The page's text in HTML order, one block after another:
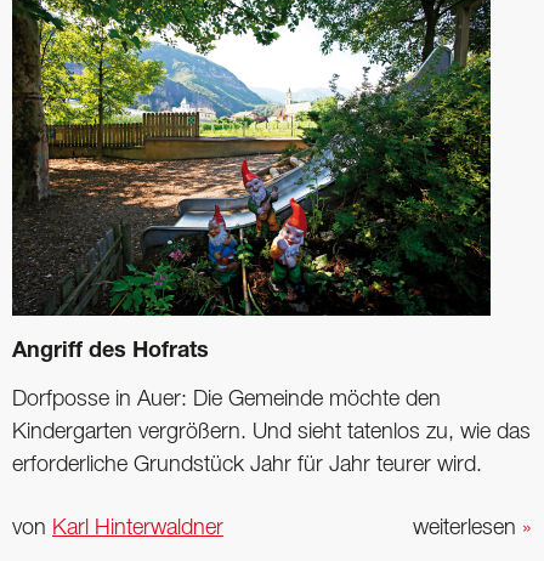
Angriff des Hofrats
Dorfposse in Auer: Die Gemeinde möchte den
Kindergarten vergrößern. Und sieht tatenlos zu, wie das
erforderliche Grundstück Jahr für Jahr teurer wird.
weiterlesen »
von Karl Hinterwaldner